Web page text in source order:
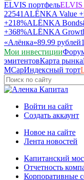
ELVIS портфельELVIS
22541 ALЁNKA Value
+218%ALЁNKA
+368%ALЁNKA
«Алёнка»89.99 рублей
Мои инвестиции
эмитентовКарта рынка
MCapИндексный торт
Войти на сайт
Создать аккаунт
Новое на сайте
Лента новостей
Капитанский
Отчетность
Корпоративные